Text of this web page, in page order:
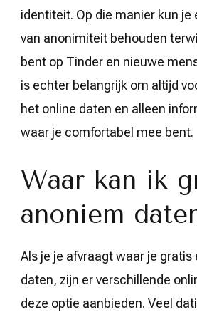
identiteit. Op die manier kun je
van anonimiteit behouden
bent op Tinder en nieuwe
is echter belangrijk om altijd
het online daten en alleen
waar je comfortabel mee bent.
Waar kan ik
anoniem
Als je je afvraagt waar je
daten, zijn er verschillende
deze optie aanbieden. Veel